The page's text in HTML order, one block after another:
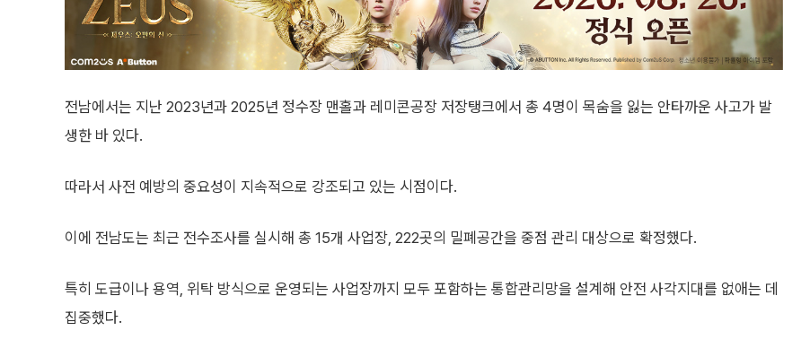
전남에서는 지난 2023년과 2025년 정수장 맨홀과 레미콘공장 저장탱크에서 총 4명이 목숨을 잃는 안타까운 사고가 발
생한 바 있다.
따라서 사전 예방의 중요성이 지속적으로 강조되고 있는 시점이다.
이에 전남도는 최근 전수조사를 실시해 총 15개 사업장, 222곳의 밀폐공간을 중점 관리 대상으로 확정했다.
특히 도급이나 용역, 위탁 방식으로 운영되는 사업장까지 모두 포함하는 통합관리망을 설계해 안전 사각지대를 없애는 데
집중했다.